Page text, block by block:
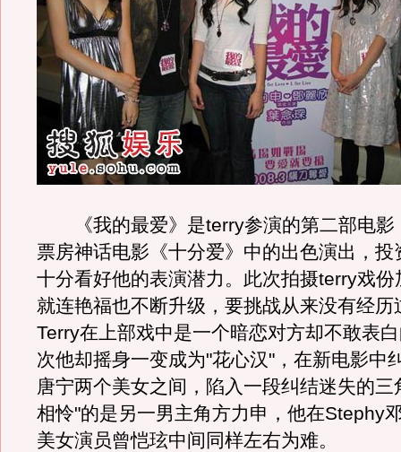
《我的最爱》是terry参演的第二部电影
票房神话电影《十分爱》中的出色演出，投
十分看好他的表演潜力。此次拍摄terry戏份
就连艳福也不断升级，要挑战从来没有经历
Terry在上部戏中是一个暗恋对方却不敢表
次他却摇身一变成为"花心汉"，在新电影中
唐宁两个美女之间，陷入一段纠结迷失的三
相怜"的是另一男主角方力申，他在Stephy
美女演员曾恺玹中间同样左右为难。